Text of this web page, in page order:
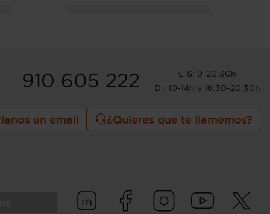
910 605 222
L-S: 9-20:30h
D : 10-14h y 16:30-20:30h
un email ¿Quieres que te llamemos?